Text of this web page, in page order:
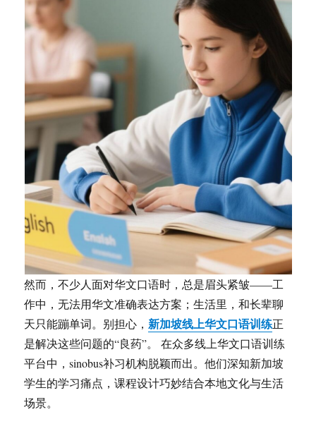
然而，不少人面对华文口语时，总是眉头紧皱——工
作中，无法用华文准确表达方案；生活里，和长辈聊
天只能蹦单词。别担心， 新加坡线上华文口语训练正
是解决这些问题的“良药”。 在众多线上华文口语训练
平台中，sinobus补习机构脱颖而出。他们深知新加坡
学生的学习痛点，课程设计巧妙结合本地文化与生活
场景。